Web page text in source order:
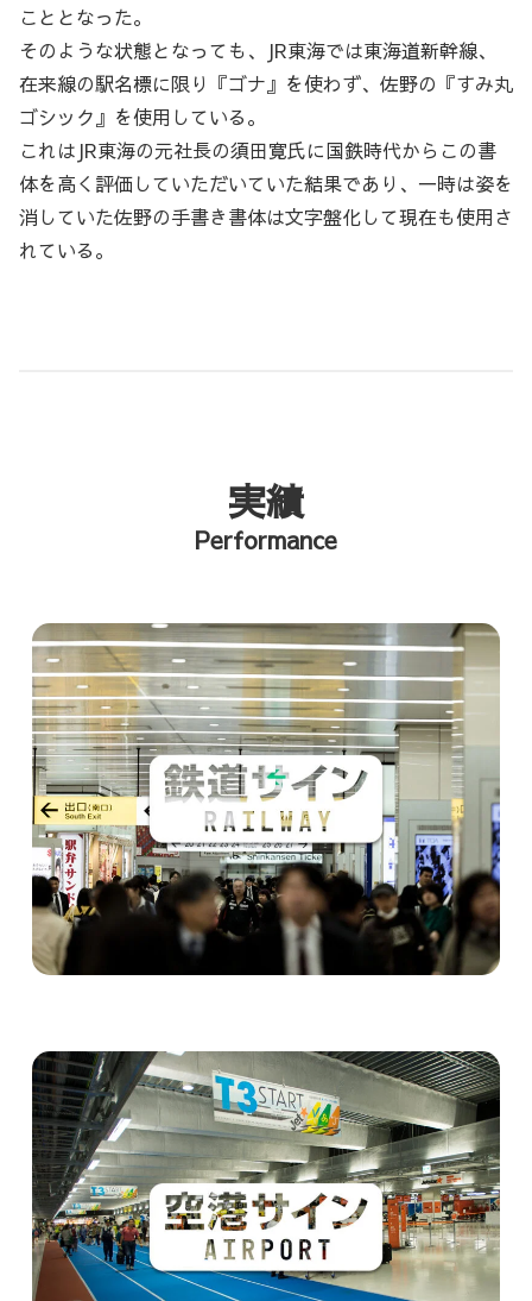
こととなった。
そのような状態となっても、JR東海では東海道新幹線、
在来線の駅名標に限り『ゴナ』を使わず、佐野の『すみ丸
ゴシック』を使用している。
これはJR東海の元社長の須田寛氏に国鉄時代からこの書
体を高く評価していただいていた結果であり、一時は姿を
消していた佐野の手書き書体は文字盤化して現在も使用さ
れている。
実績
Performance